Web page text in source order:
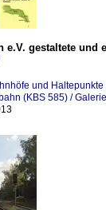
e.V. gestaltete und
und Haltepunkte
(KBS 585) /